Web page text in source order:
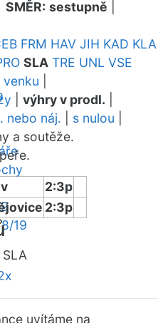
19
SMĚR: sestupně
FRM HAV JIH KAD KLA
SLA TRE UNL VSE
venku
výhry v prodl.
nebo náj. s nulou
a soutěže.
2:3p
2:3p
uvítáme na